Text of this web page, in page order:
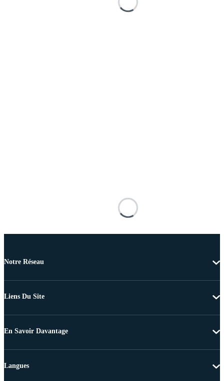
Notre Réseau
Liens Du Site
En Savoir Davantage
Langues